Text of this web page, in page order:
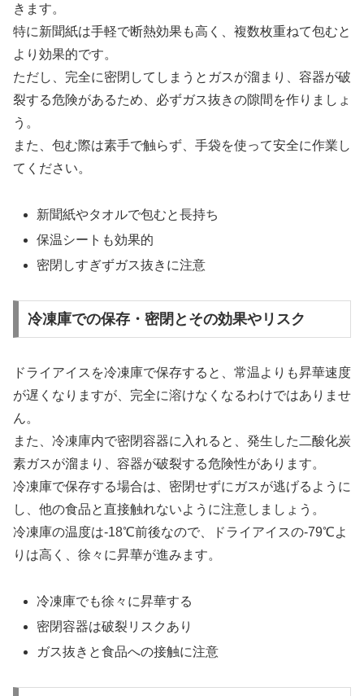
きます。
特に新聞紙は手軽で断熱効果も高く、複数枚重ねて包むと
より効果的です。
ただし、完全に密閉してしまうとガスが溜まり、容器が破
裂する危険があるため、必ずガス抜きの隙間を作りましょ
う。
また、包む際は素手で触らず、手袋を使って安全に作業し
てください。
新聞紙やタオルで包むと長持ち
保温シートも効果的
密閉しすぎずガス抜きに注意
冷凍庫での保存・密閉とその効果やリスク
ドライアイスを冷凍庫で保存すると、常温よりも昇華速度
が遅くなりますが、完全に溶けなくなるわけではありませ
ん。
また、冷凍庫内で密閉容器に入れると、発生した二酸化炭
素ガスが溜まり、容器が破裂する危険性があります。
冷凍庫で保存する場合は、密閉せずにガスが逃げるように
し、他の食品と直接触れないように注意しましょう。
冷凍庫の温度は-18℃前後なので、ドライアイスの-79℃よ
りは高く、徐々に昇華が進みます。
冷凍庫でも徐々に昇華する
密閉容器は破裂リスクあり
ガス抜きと食品への接触に注意